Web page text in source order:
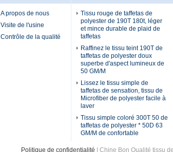
A propos de nous
Visite de l'usine
Contrôle de la qualité
Tissu rouge de taffetas de
polyester de 190T 180t, léger
et mince durable de plaid de
taffetas
Raffinez le tissu teint 190T de
taffetas de polyester doux
superbe d'aspect lumineux de
50 GM/M
Lissez le tissu simple de
taffetas de sensation, tissu de
Microfiber de polyester facile à
laver
Tissu simple coloré 300T 50 de
taffetas de polyester * 50D 63
GM/M de confortable
Politique de confidentialité | Chine Bon Qualité tissu